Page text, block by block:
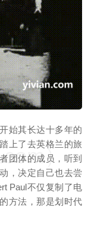
始其长达十多年的
上了去英格兰的旅
团体的成员，听到
，决定自己也去尝
Paul不仅复制了电
方法，那是划时代
）